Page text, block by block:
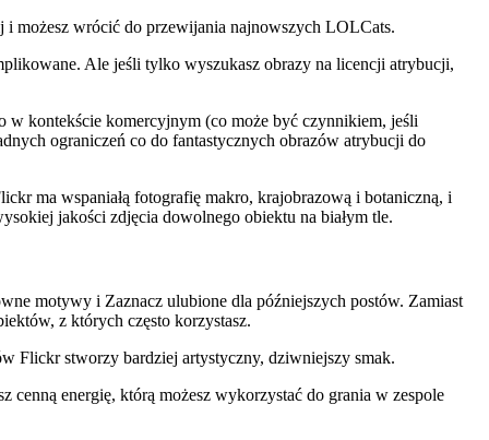
wrócić do przewijania najnowszych LOLCats.
Ale jeśli tylko wyszukasz obrazy na licencji atrybucji,
w kontekście komercyjnym (co może być czynnikiem, jeśli
ograniczeń co do fantastycznych obrazów atrybucji do
ma wspaniałą fotografię makro, krajobrazową i botaniczną, i
jakości zdjęcia dowolnego obiektu na białym tle.
motywy i Zaznacz ulubione dla późniejszych postów. Zamiast
z których często korzystasz.
Flickr stworzy bardziej artystyczny, dziwniejszy smak.
energię, którą możesz wykorzystać do grania w zespole